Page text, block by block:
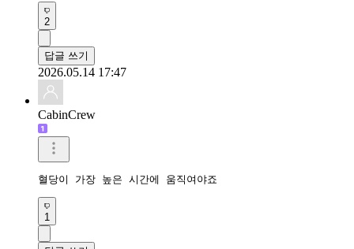
2
답글 쓰기
2026.05.14 17:47
CabinCrew
혈당이 가장 높은 시간에 움직여야죠
1